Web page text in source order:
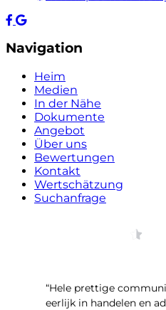
Navigation
Heim
Medien
In der Nähe
Dokumente
Angebot
Über uns
Bewertungen
Kontakt
Wertschätzung
Suchanfrage
“Hele prettige
eerlijk in handelen en